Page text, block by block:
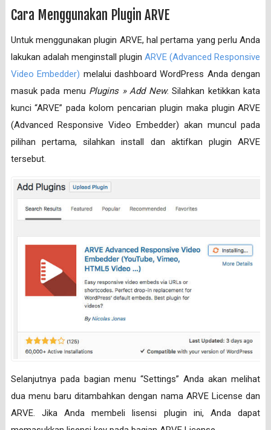
Cara Menggunakan Plugin ARVE
Untuk menggunakan plugin ARVE, hal pertama yang perlu Anda
lakukan adalah menginstall pluginARVE (Advanced Responsive
Video Embedder) melalui dashboard WordPress Anda dengan
masuk pada menu Plugins » Add New. Silahkan ketikkan kata
kunci “ARVE” pada kolom pencarian plugin maka plugin ARVE
(Advanced Responsive Video Embedder) akan muncul pada
pilihan pertama, silahkan install dan aktifkan plugin ARVE
tersebut.
Selanjutnya pada bagian menu “Settings” Anda akan melihat
dua menu baru ditambahkan dengan nama ARVE License dan
ARVE. Jika Anda membeli lisensi plugin ini, Anda dapat